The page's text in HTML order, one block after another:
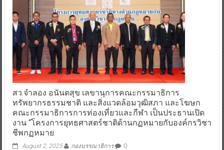
สว.จำลอง อนันตสุข เลขานุการคณะกรรมาธิการ
ทรัพยากรธรรมชาติ และสิ่งแวดล้อมวุฒิสภา และโฆษก
คณะกรรมาธิการการท่องเที่ยวและกีฬา เป็นประธานเปิด
งาน “โครงการยุทธศาสตร์ชาติด้านกฏหมายกับองค์กรวิชา
ชีพกฏหมาย
August 2, 2025 กองบรรณาธิการ 0